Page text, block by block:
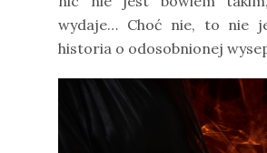
wydaje… Choć nie, to nie
historia o odosobnionej